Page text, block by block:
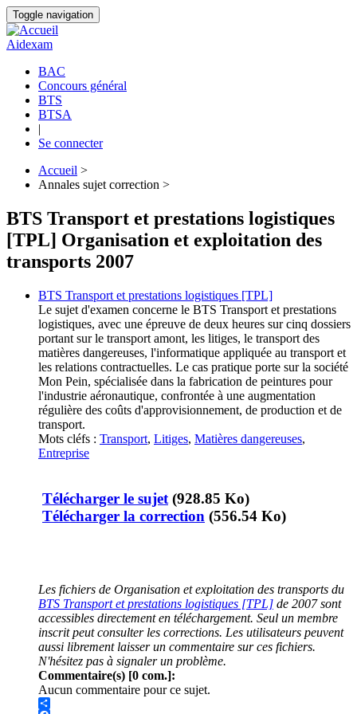
Aller
au
contenu
Toggle navigation
Aidexam
Navigation
principale
BAC
Concours général
BTS
BTSA
|
Se connecter
Fil
d'Ariane
Accueil >
Annales sujet correction >
BTS Transport et prestations logistiques
[TPL] Organisation et exploitation des
transports 2007
BTS Transport et prestations logistiques [TPL]
Le sujet d'examen concerne le BTS Transport et prestations
logistiques, avec une épreuve de deux heures sur cinq dossiers
portant sur le transport amont, les litiges, le transport des
matières dangereuses, l'informatique appliquée au transport et
les relations contractuelles. Le cas pratique porte sur la société
Mon Pein, spécialisée dans la fabrication de peintures pour
l'industrie aéronautique, confrontée à une augmentation
régulière des coûts d'approvisionnement, de production et de
transport.
Mots cléfs : Transport, Litiges, Matières dangereuses,
Entreprise
Télécharger le sujet (928.85 Ko)
Télécharger la correction (556.54 Ko)
Les fichiers de Organisation et exploitation des transports du
BTS Transport et prestations logistiques [TPL] de 2007 sont
accessibles directement en téléchargement. Seul un membre
inscrit peut consulter les corrections. Les utilisateurs peuvent
aussi librement laisser un commentaire sur ces fichiers.
N'hésitez pas à signaler un problème.
Commentaire(s) [0 com.]:
Aucun commentaire pour ce sujet.